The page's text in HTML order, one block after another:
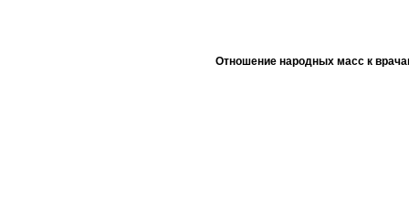
Отношение народных масс к